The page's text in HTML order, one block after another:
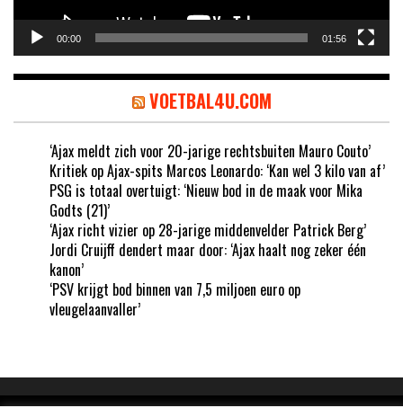
00:00 01:56
VOETBAL4U.COM
‘Ajax meldt zich voor 20-jarige rechtsbuiten Mauro Couto’
Kritiek op Ajax-spits Marcos Leonardo: ‘Kan wel 3 kilo van af’
PSG is totaal overtuigt: ‘Nieuw bod in de maak voor Mika
Godts (21)’
‘Ajax richt vizier op 28-jarige middenvelder Patrick Berg’
Jordi Cruijff dendert maar door: ‘Ajax haalt nog zeker één
kanon’
‘PSV krijgt bod binnen van 7,5 miljoen euro op
vleugelaanvaller’